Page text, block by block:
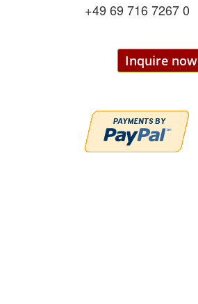
+49 69 716 7267 0
Inquire now